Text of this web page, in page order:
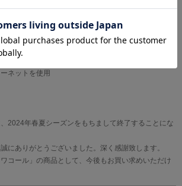
性をもたせ、快適なつけごこち
バック上辺とアンダーは、伸びのよい肌側綿混スト
ックにかけてはやさしい肌ざわり
ロテイン加工をほどこした綿混素材を、土台からバ
ネットを使用
2024年春夏シーズンをもちまして終了することにな
にありがとうございました。深く感謝致します。
コール」の商品として、今後もお買い求めいただけ